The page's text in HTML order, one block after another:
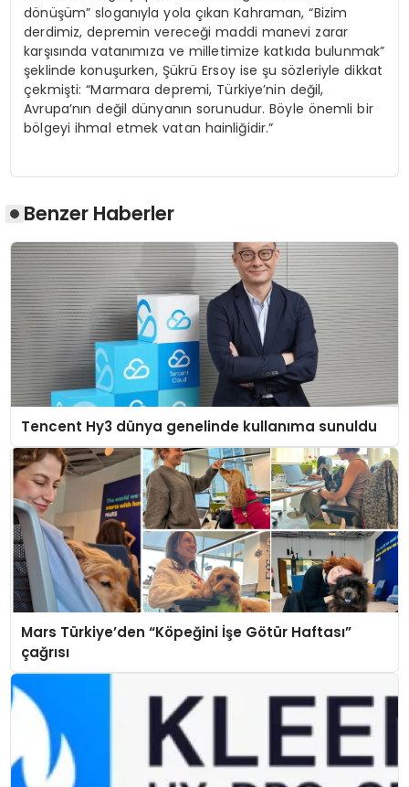
dönüşüm” sloganıyla yola çıkan Kahraman, “Bizim
derdimiz, depremin vereceği maddi manevi zarar
karşısında vatanımıza ve milletimize katkıda bulunmak”
şeklinde konuşurken, Şükrü Ersoy ise şu sözleriyle dikkat
çekmişti: “Marmara depremi, Türkiye’nin değil,
Avrupa’nın değil dünyanın sorunudur. Böyle önemli bir
bölgeyi ihmal etmek vatan hainliğidir.”
Benzer Haberler
Tencent Hy3 dünya genelinde kullanıma sunuldu
Mars Türkiye’den “Köpeğini İşe Götür Haftası”
çağrısı